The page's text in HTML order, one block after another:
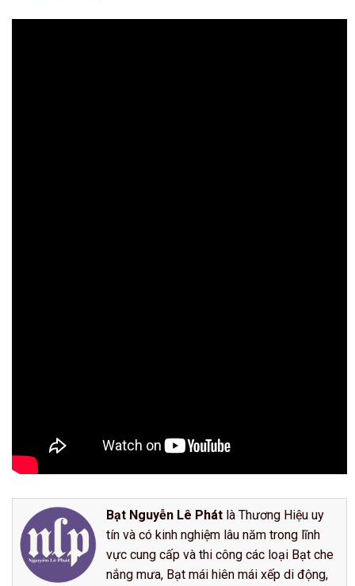
Bạt Nguyễn Lê Phát là Thương Hiệu uy
tín và có kinh nghiệm lâu năm trong lĩnh
vực cung cấp và thi công các loại Bạt che
nắng mưa, Bạt mái hiên mái xếp di động,